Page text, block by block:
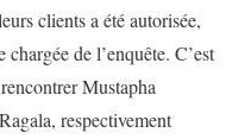
clients a été autorisée,
de l’enquête. C’est
Mustapha
respectivement